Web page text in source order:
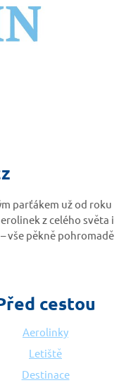
parťákem už od roku
z celého světa i
vše pěkně pohromadě
cestou
Aerolinky
Letiště
Destinace